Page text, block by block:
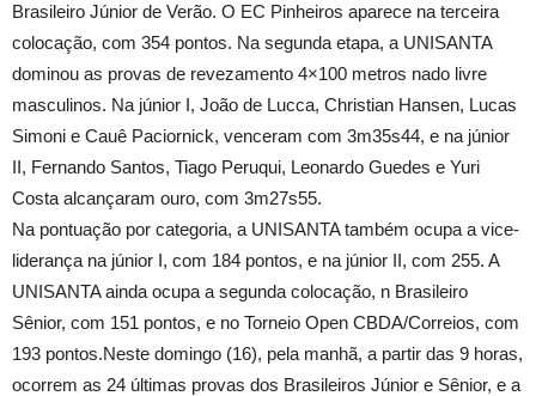
Brasileiro Júnior de Verão. O EC Pinheiros aparece na terceira
colocação, com 354 pontos. Na segunda etapa, a UNISANTA
dominou as provas de revezamento 4×100 metros nado livre
masculinos. Na júnior I, João de Lucca, Christian Hansen, Lucas
Simoni e Cauê Paciornick, venceram com 3m35s44, e na júnior
II, Fernando Santos, Tiago Peruqui, Leonardo Guedes e Yuri
Costa alcançaram ouro, com 3m27s55.
Na pontuação por categoria, a UNISANTA também ocupa a vice-
liderança na júnior I, com 184 pontos, e na júnior II, com 255. A
UNISANTA ainda ocupa a segunda colocação, n Brasileiro
Sênior, com 151 pontos, e no Torneio Open CBDA/Correios, com
193 pontos.Neste domingo (16), pela manhã, a partir das 9 horas,
ocorrem as 24 últimas provas dos Brasileiros Júnior e Sênior, e a